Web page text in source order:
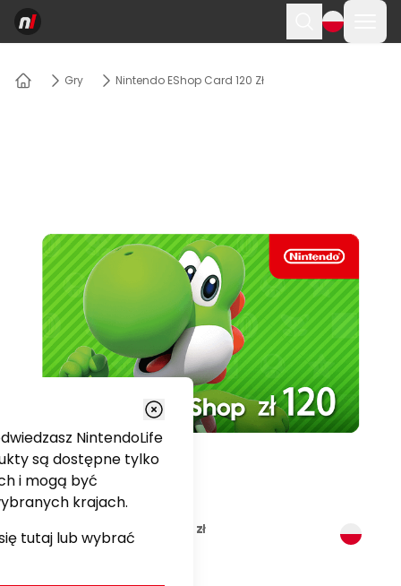
Szukaj
Gry Nintendo EShop Card 120 Zł
Nintendo eShop Card 120 zł
NintendoLife
są dostępne tylko
i mogą być
krajach.
tutaj lub wybrać